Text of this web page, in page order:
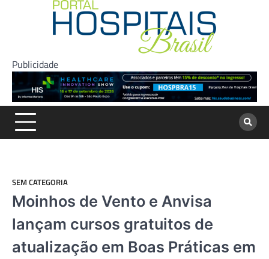
Publicidade
SEM CATEGORIA
Moinhos de Vento e Anvisa
lançam cursos gratuitos de
atualização em Boas Práticas em